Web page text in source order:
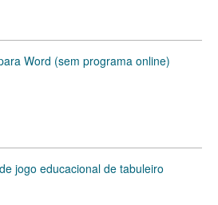
Word (sem programa online)
jogo educacional de tabuleiro